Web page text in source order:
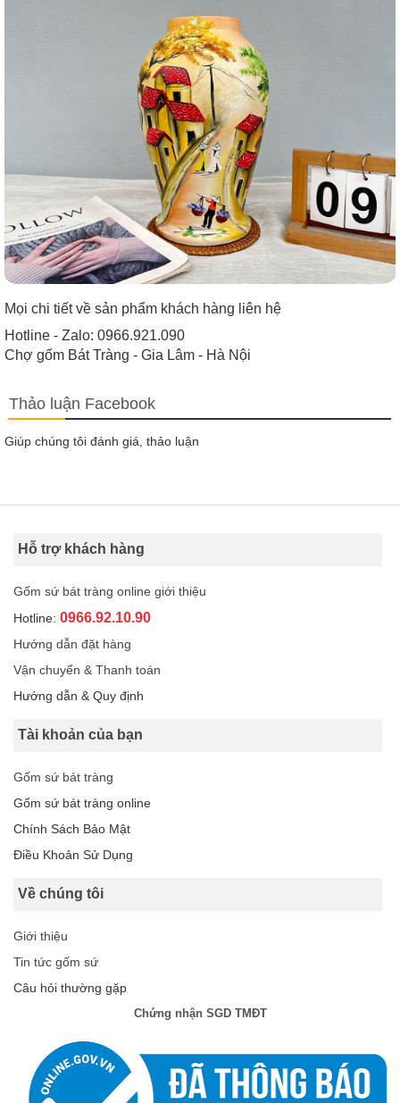
Mọi chi tiết về sản phẩm khách hàng liên hệ
Hotline - Zalo: 0966.921.090
Chợ gốm Bát Tràng - Gia Lâm - Hà Nội
Thảo luận Facebook
Giúp chúng tôi đánh giá, thảo luận
Hỗ trợ khách hàng
Gốm sứ bát tràng online giới thiệu
Hotline: 0966.92.10.90
Hướng dẫn đặt hàng
Vận chuyển & Thanh toán
Hướng dẫn & Quy định
Tài khoản của bạn
Gốm sứ bát tràng
Gốm sứ bát tràng online
Chính Sách Bảo Mật
Điều Khoản Sử Dụng
Về chúng tôi
Giới thiệu
Tin tức gốm sứ
Câu hỏi thường gặp
Chứng nhận SGD TMĐT